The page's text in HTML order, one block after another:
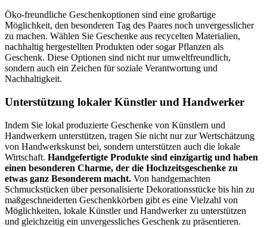
Öko-freundliche Geschenkoptionen sind eine großartige
Möglichkeit, den besonderen Tag des Paares noch unvergesslicher
zu machen. Wählen Sie Geschenke aus recycelten Materialien,
nachhaltig hergestellten Produkten oder sogar Pflanzen als
Geschenk. Diese Optionen sind nicht nur umweltfreundlich,
sondern auch ein Zeichen für soziale Verantwortung und
Nachhaltigkeit.
Unterstützung lokaler Künstler und Handwerker
Indem Sie lokal produzierte Geschenke von Künstlern und
Handwerkern unterstützen, tragen Sie nicht nur zur Wertschätzung
von Handwerkskunst bei, sondern unterstützen auch die lokale
Wirtschaft. Handgefertigte Produkte sind einzigartig und haben
einen besonderen Charme, der die Hochzeitsgeschenke zu
etwas ganz Besonderem macht. Von handgemachten
Schmuckstücken über personalisierte Dekorationsstücke bis hin zu
maßgeschneiderten Geschenkkörben gibt es eine Vielzahl von
Möglichkeiten, lokale Künstler und Handwerker zu unterstützen
und gleichzeitig ein unvergessliches Geschenk zu präsentieren.